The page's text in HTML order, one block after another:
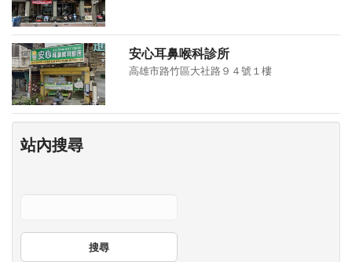
安心耳鼻喉科診所
高雄市路竹區大社路９４號１樓
站內搜尋
搜尋